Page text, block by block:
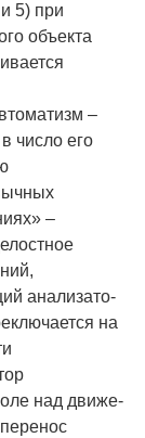
5) при
объекта
–
число его
–
анализато­
на
над движе­